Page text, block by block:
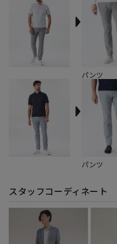
パンツ
パンツ
スタッフコーディネート